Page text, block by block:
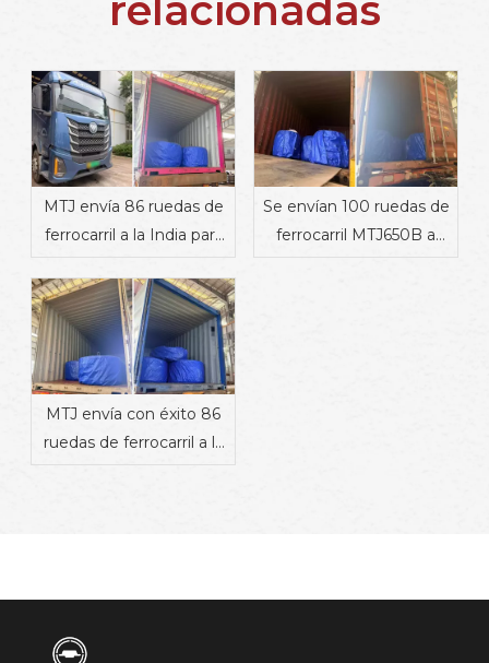
MTJ envía 86 ruedas de
ferrocarril a la India para
transporte ferroviario
Se envían 100 ruedas de
ferrocarril MTJ650B a
MTJ envía con éxito 86
ruedas de ferrocarril a la